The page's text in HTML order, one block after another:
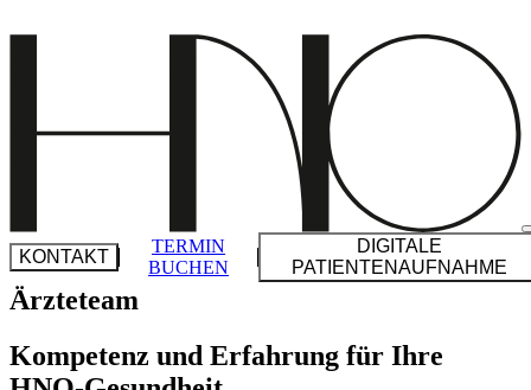
KONTAKT
TERMIN
BUCHEN
DIGITALE
PATIENTENAUFNAHME
Ärzteteam
Kompetenz und Erfahrung für Ihre